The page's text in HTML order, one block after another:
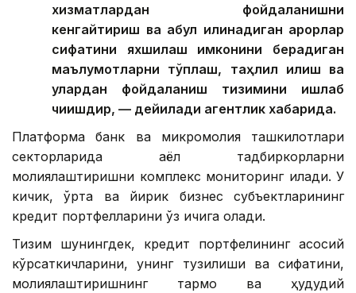
хизматлардан фойдаланишни
кенгайтириш ва қабул қилинадиган қарорлар
сифатини яхшилаш имконини берадиган
маълумотларни тўплаш, таҳлил қилиш ва
улардан фойдаланиш тизимини ишлаб
чиқишдир, — дейилади агентлик хабарида.
Платформа банк ва микромолия ташкилотлари
секторларида аёл тадбиркорларни
молиялаштиришни комплекс мониторинг қилади. У
кичик, ўрта ва йирик бизнес субъектларининг
кредит портфелларини ўз ичига олади.
Тизим шунингдек, кредит портфелининг асосий
кўрсаткичларини, унинг тузилиши ва сифатини,
молиялаштиришнинг тармоқ ва ҳудудий